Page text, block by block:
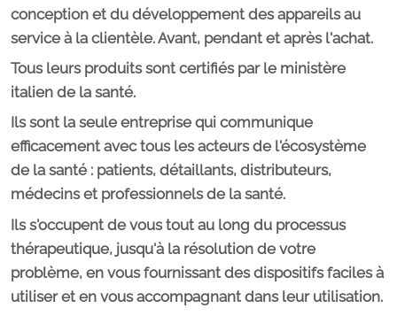
conception et du développement des appareils au
service à la clientèle. Avant, pendant et après l'achat.
Tous leurs produits sont certifiés par le ministère
italien de la santé.
Ils sont la seule entreprise qui communique
efficacement avec tous les acteurs de l'écosystème
de la santé : patients, détaillants, distributeurs,
médecins et professionnels de la santé.
Ils s'occupent de vous tout au long du processus
thérapeutique, jusqu'à la résolution de votre
problème, en vous fournissant des dispositifs faciles à
utiliser et en vous accompagnant dans leur utilisation.